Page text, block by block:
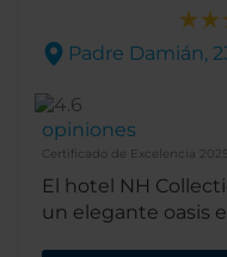
Padre Damián,
opiniones
Certificado de Excelencia 2025
El hotel NH
un elegante oasis